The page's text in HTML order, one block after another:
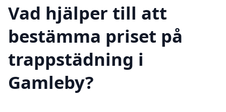
Vad hjälper till att
bestämma priset på
trappstädning i
Gamleby?